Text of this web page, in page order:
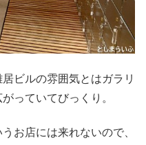
ビルの雰囲気とはガラリ
っていてびっくり。
お店には来れないので、